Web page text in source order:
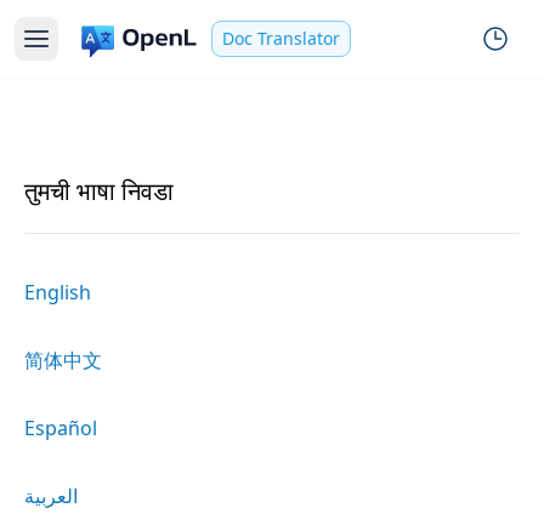
Doc Translator
तुमची भाषा निवडा
English
简体中文
Español
العربية